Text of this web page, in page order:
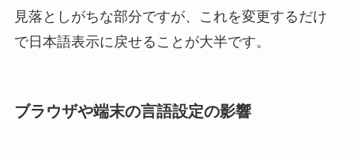
見落としがちな部分ですが、これを変更するだけ
で日本語表示に戻せることが大半です。
ブラウザや端末の言語設定の影響